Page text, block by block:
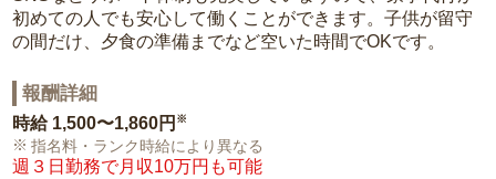
初めての人でも安心して働くことができます。子供が留守
の間だけ、夕食の準備までなど空いた時間でOKです。
報酬詳細
時給 1,500〜1,860円 ※
指名料・ランク時給により異なる
週３日勤務で月収10万円も可能